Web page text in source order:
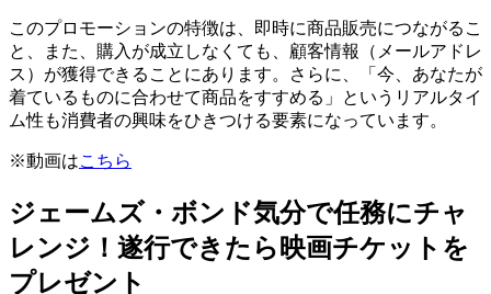
このプロモーションの特徴は、即時に商品販売につながるこ
と、また、購入が成立しなくても、顧客情報（メールアドレ
ス）が獲得できることにあります。さらに、「今、あなたが
着ているものに合わせて商品をすすめる」というリアルタイ
ム性も消費者の興味をひきつける要素になっています。
※動画はこちら
ジェームズ・ボンド気分で任務にチャ
レンジ！遂行できたら映画チケットを
プレゼント